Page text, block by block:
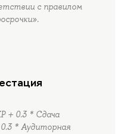
с правилом
+ 0.3 * Сдача
* Аудиторная